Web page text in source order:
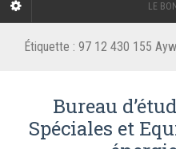
LE
Étiquette : 97 12 430 155
Bureau
Spéciales et